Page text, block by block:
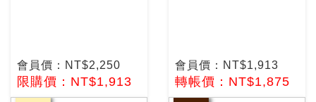
會員價：NT$2,250
限購價：NT$1,913
會員價：NT$1,913
轉帳價：NT$1,875